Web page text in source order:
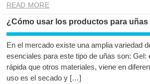
READ MORE
¿Cómo usar los productos para uñas
En el mercado existe una amplia variedad
esenciales para este tipo de uñas son:
rápida que otros materiales, viene en
uso es el secado y […]